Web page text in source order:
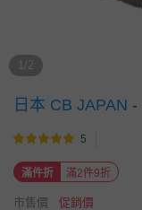
1/2
日本 CB JAPAN -
5
滿件折 滿2件9折
市售價 促銷價